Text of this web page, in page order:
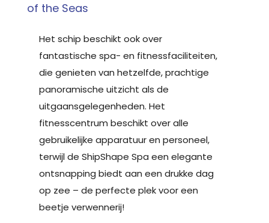
of the Seas
Het schip beschikt ook over
fantastische spa- en fitnessfaciliteiten,
die genieten van hetzelfde, prachtige
panoramische uitzicht als de
uitgaansgelegenheden. Het
fitnesscentrum beschikt over alle
gebruikelijke apparatuur en personeel,
terwijl de ShipShape Spa een elegante
ontsnapping biedt aan een drukke dag
op zee – de perfecte plek voor een
beetje verwennerij!